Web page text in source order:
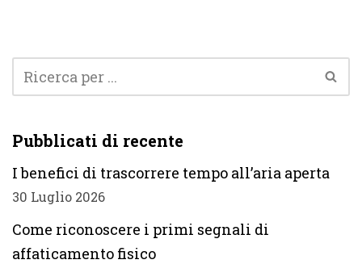
Pubblicati di recente
I benefici di trascorrere tempo all’aria aperta
30 Luglio 2026
Come riconoscere i primi segnali di
affaticamento fisico